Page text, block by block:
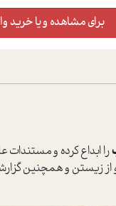
برای مشاهده و یا خرید
را ابداع کرده و
از زیستن و همچنین